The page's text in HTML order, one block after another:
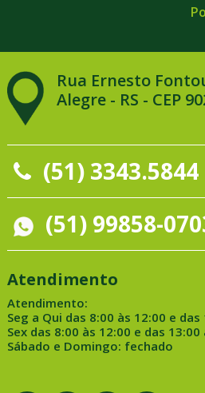
Rua Ernesto
Alegre - RS - CEP
(51) 3343.5844
(51) 99858-
Atendimento
Atendimento:
Seg a Qui das 8:00 às 12:00 e das
Sex das 8:00 às 12:00 e das 13:00
Sábado e Domingo: fechado